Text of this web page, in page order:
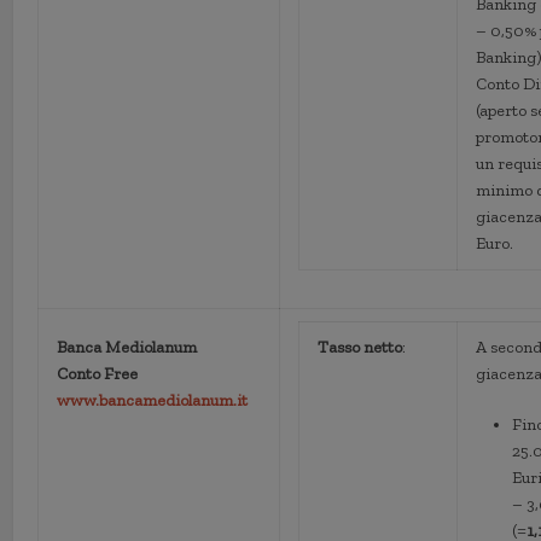
Banking
–
Conto
(aperto
un
minimo
Euro.
Banca Mediolanum
Conto Free
www.bancamediolanum.it
Tasso netto:
A
–
(=